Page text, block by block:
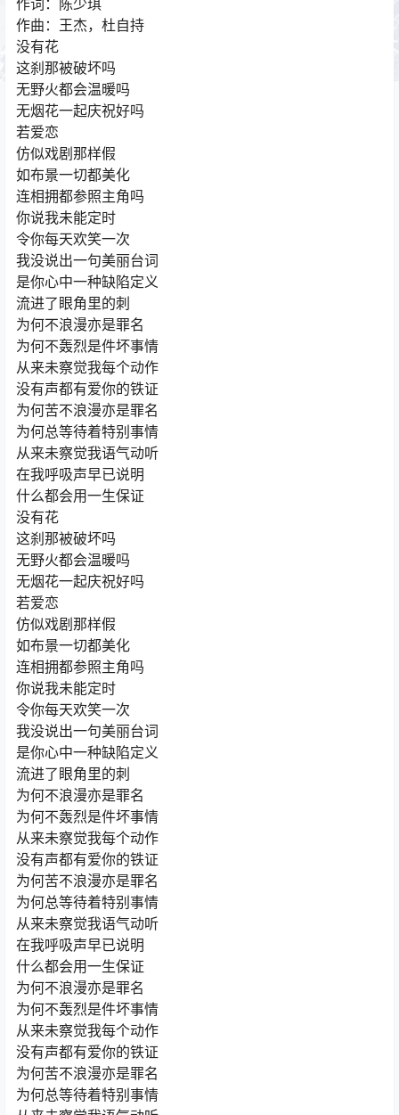
作词：陈少琪
作曲：王杰，杜自持
没有花
这刹那被破坏吗
无野火都会温暖吗
无烟花一起庆祝好吗
若爱恋
仿似戏剧那样假
如布景一切都美化
连相拥都参照主角吗
你说我未能定时
令你每天欢笑一次
我没说出一句美丽台词
是你心中一种缺陷定义
流进了眼角里的刺
为何不浪漫亦是罪名
为何不轰烈是件坏事情
从来未察觉我每个动作
没有声都有爱你的铁证
为何苦不浪漫亦是罪名
为何总等待着特别事情
从来未察觉我语气动听
在我呼吸声早已说明
什么都会用一生保证
没有花
这刹那被破坏吗
无野火都会温暖吗
无烟花一起庆祝好吗
若爱恋
仿似戏剧那样假
如布景一切都美化
连相拥都参照主角吗
你说我未能定时
令你每天欢笑一次
我没说出一句美丽台词
是你心中一种缺陷定义
流进了眼角里的刺
为何不浪漫亦是罪名
为何不轰烈是件坏事情
从来未察觉我每个动作
没有声都有爱你的铁证
为何苦不浪漫亦是罪名
为何总等待着特别事情
从来未察觉我语气动听
在我呼吸声早已说明
什么都会用一生保证
为何不浪漫亦是罪名
为何不轰烈是件坏事情
从来未察觉我每个动作
没有声都有爱你的铁证
为何苦不浪漫亦是罪名
为何总等待着特别事情